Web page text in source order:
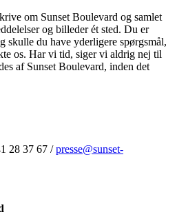
om Sunset Boulevard og samlet
og billeder ét sted. Du er
skulle du have yderligere spørgsmål,
os. Har vi tid, siger vi aldrig nej til
af Sunset Boulevard, inden det
28 37 67 /presse@sunset-